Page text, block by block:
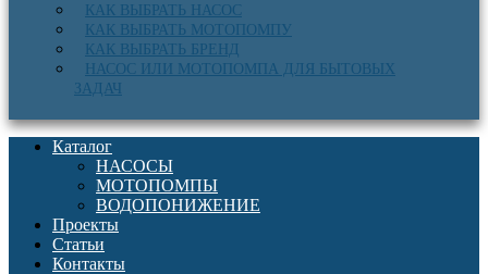
КАК ВЫБРАТЬ НАСОС
КАК ВЫБРАТЬ МОТОПОМПУ
КАК ВЫБРАТЬ БРЕНД
НАСОС ИЛИ МОТОПОМПА ДЛЯ БЫТОВЫХ
ЗАДАЧ
Каталог
НАСОСЫ
МОТОПОМПЫ
ВОДОПОНИЖЕНИЕ
Проекты
Статьи
Контакты